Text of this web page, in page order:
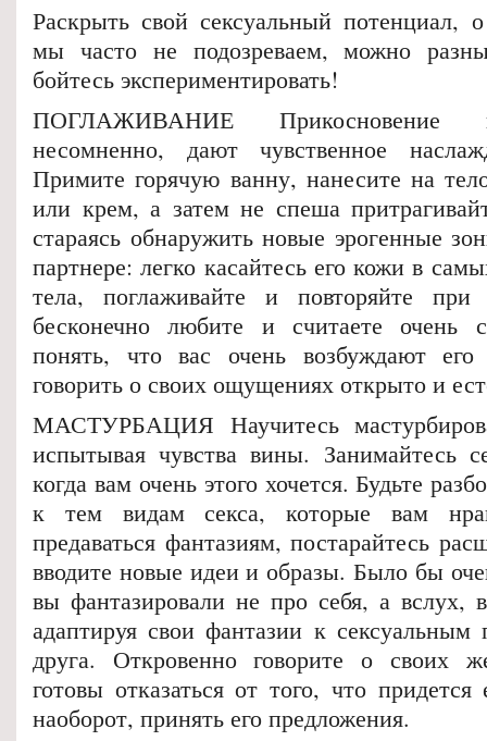
Раскрыть свой сексуальный потенциал, о
мы часто не подозреваем, можно
бойтесь экспериментировать!
ПОГЛАЖИВАНИЕ Прикосновение
несомненно, дают чувственное
Примите горячую ванну, нанесите на
или крем, а затем не спеша
стараясь обнаружить новые эрогенные
партнере: легко касайтесь его кожи в
тела, поглаживайте и повторяйте
бесконечно любите и считаете очень
понять, что вас очень возбуждают
говорить о своих ощущениях открыто и
МАСТУРБАЦИЯ Научитесь
испытывая чувства вины. Занимайтесь
когда вам очень этого хочется. Будьте
к тем видам секса, которые вам
предаваться фантазиям, постарайтесь
вводите новые идеи и образы. Было бы
вы фантазировали не про себя, а вслух,
адаптируя свои фантазии к сексуальным
друга. Откровенно говорите о своих
готовы отказаться от того, что
наоборот, принять его предложения.